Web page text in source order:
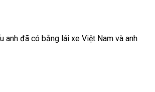
anh đã có bằng lái xe Việt Nam và anh